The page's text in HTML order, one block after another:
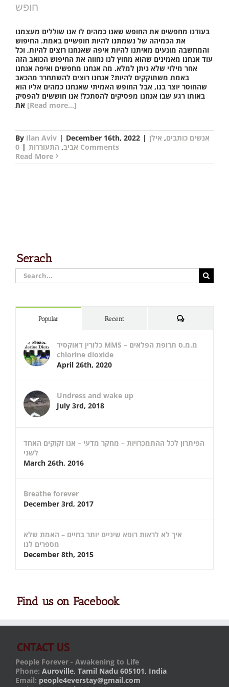
חופש
בעודנו מחפשים את החופש שאנו כמהים לו אנו שוללים מעצמנו
את הכמיהה של נשמתנו להיות חופשיים באמת. החיפוש
והמחשבה מונעים מאיתנו להיות איפה שאנחנו רוצים להיות, וכל
עוד אנחנו מאמינים שהוא מחוץ לנו נחווה את החיפוש הכואב הזה
אחר מילוי שלא ניתן למלא. מה אנחנו מחפשים ואיפה אנחנו
באמת משתוקקים להיות? אנחנו רוצים להשתחרר מהכאב
שהחוסר יוצר בנו, אבל החופש האמיתי שאנחנו כמהים אליו הוא
באותו רגע שבו אנחנו מפסיקים להסתכל! אנו חוששים להפסיק
[Read more...]
By Ilan Aviv | December 16th, 2022 | אנשים כותבים, אילן
אביב, התעוררות |
0 Comments
Read More
Serach
Search
for:
Popular Recent Comments
כלורין דאוקסיד MMS – מ.מ.ס תרופת הפלאים
chlorine dioxide
April 26th, 2020
Undress and wake up
July 3rd, 2018
הפיתרון לכל ההתמכרויות – מחקר מדעי – אנו זקוקים האחד
לשני
March 26th, 2016
Breathe forever
December 3rd, 2017
איך לא לראות רופא שיניים יותר בחיים – האמת שלא
מספרים לנו
December 8th, 2015
Find us on Facebook
CNTACT US
People Forever - Awakening to Life
Phone: Auroville, Tamil Nadu 605101, India
Email: people4everstay@gmail.com